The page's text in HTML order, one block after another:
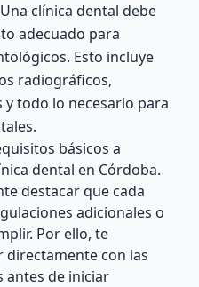
clínica dental debe
adecuado para
Esto incluye
radiográficos,
todo lo necesario para
básicos a
dental en Córdoba.
destacar que cada
adicionales o
Por ello, te
con las
antes de iniciar